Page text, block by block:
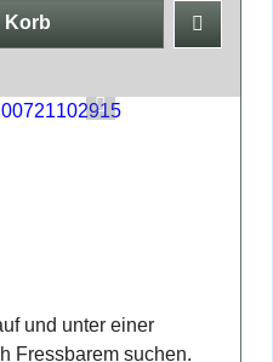
Korb
und unter einer
Fressbarem suchen.